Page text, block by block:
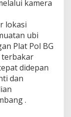
kamera
lokasi
ubi
Plat Pol BG
terbakar
didepan
dan
.